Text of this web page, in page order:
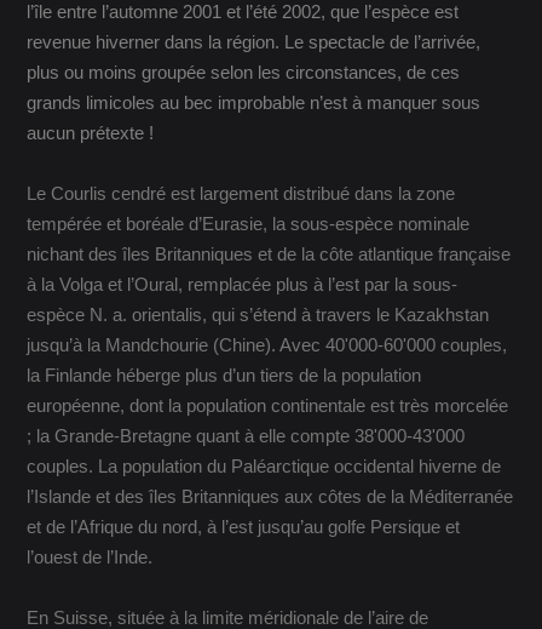
l’île entre l’automne 2001 et l’été 2002, que l’espèce est
revenue hiverner dans la région. Le spectacle de l’arrivée,
plus ou moins groupée selon les circonstances, de ces
grands limicoles au bec improbable n’est à manquer sous
aucun prétexte !
Le Courlis cendré est largement distribué dans la zone
tempérée et boréale d’Eurasie, la sous-espèce nominale
nichant des îles Britanniques et de la côte atlantique française
à la Volga et l’Oural, remplacée plus à l’est par la sous-
espèce N. a. orientalis, qui s’étend à travers le Kazakhstan
jusqu’à la Mandchourie (Chine). Avec 40'000-60'000 couples,
la Finlande héberge plus d’un tiers de la population
européenne, dont la population continentale est très morcelée
; la Grande-Bretagne quant à elle compte 38'000-43'000
couples. La population du Paléarctique occidental hiverne de
l’Islande et des îles Britanniques aux côtes de la Méditerranée
et de l’Afrique du nord, à l’est jusqu’au golfe Persique et
l’ouest de l’Inde.
En Suisse, située à la limite méridionale de l’aire de